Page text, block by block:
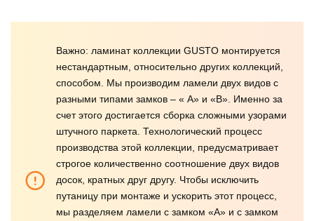
Важно: ламинат коллекции GUSTO монтируется
нестандартным, относительно других коллекций,
способом. Мы производим ламели двух видов с
разными типами замков – « А» и «В». Именно за
счет этого достигается сборка сложными узорами
штучного паркета. Технологический процесс
производства этой коллекции, предусматривает
строгое количественно соотношение двух видов
досок, кратных друг другу. Чтобы исключить
путаницу при монтаже и ускорить этот процесс,
мы разделяем ламели с замком «А» и с замком